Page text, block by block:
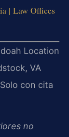
| Law Offices
Location
VA
Solo con cita
no